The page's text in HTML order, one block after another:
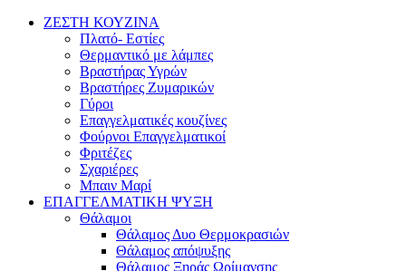
ΖΕΣΤΗ ΚΟΥΖΙΝΑ
Πλατό- Εστίες
Θερμαντικό με λάμπες
Βραστήρας Υγρών
Βραστήρες Ζυμαρικών
Γύροι
Επαγγελματικές κουζίνες
Φούρνοι Επαγγελματικοί
Φριτέζες
Σχαριέρες
Μπαιν Μαρί
ΕΠΑΓΓΕΛΜΑΤΙΚΗ ΨΥΞΗ
Θάλαμοι
Θάλαμος Δυο Θερμοκρασιών
Θάλαμος απόψυξης
Θάλαμος Ξηράς Ωρίμανσης